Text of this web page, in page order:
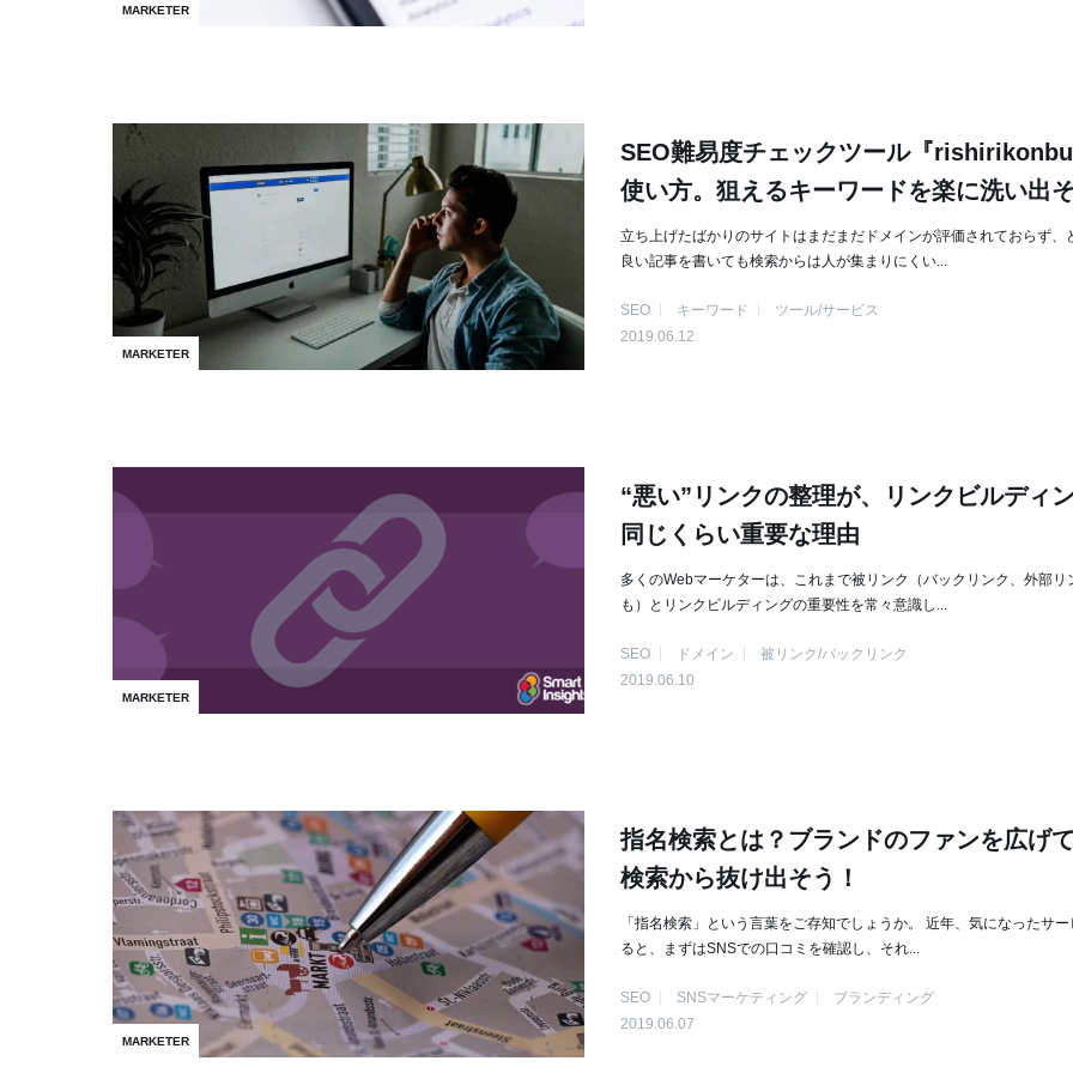
MARKETER
MARKETER
SEO難易度チェックツール『
使い方。狙えるキーワードを楽に洗い出
立ち上げたばかりのサイトはまだまだドメインが評価されておらず、
良い記事を書いても検索からは人が集まりにくい...
SEO キーワード
ツール/サービス
2019.06.12
MARKETER
“悪い”リンクの整理が、リンクビルディ
同じくらい重要な理由
多くのWebマーケターは、これまで被リンク（バックリンク、外部リ
も）とリンクビルディングの重要性を常々意識し...
SEO ドメイン
被リンク/バックリンク
2019.06.10
MARKETER
指名検索とは？ブランドのファンを広げ
検索から抜け出そう！
「指名検索」という言葉をご存知でしょうか。 近年、気になったサー
ると、まずはSNSでの口コミを確認し、それ...
SEO SNSマーケティング
ブランディング
2019.06.07